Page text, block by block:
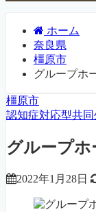
ホーム
奈良県
橿原市
グループホ
橿原市
認知症対応型共
グループ
2022年1月28日